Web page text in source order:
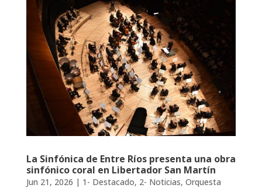
La Sinfónica de Entre Ríos presenta una obra
sinfónico coral en Libertador San Martín
Jun 21, 2026 | 1- Destacado, 2- Noticias, Orquesta